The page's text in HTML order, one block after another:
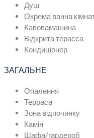
Душ
Окрема ванна
Кавовамашина
Відкрита терасса
Кондиціонер
ЗАГАЛЬНЕ
Опалення
Терраса
Зона відпочинку
Камін
Шафа/гардероб